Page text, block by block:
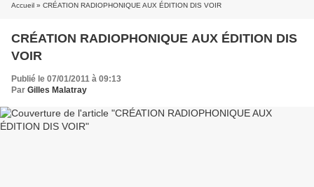
Accueil » CRÉATION RADIOPHONIQUE AUX ÉDITION DIS VOIR
CRÉATION RADIOPHONIQUE AUX ÉDITION DIS
VOIR
Publié le 07/01/2011 à 09:13
Par Gilles Malatray